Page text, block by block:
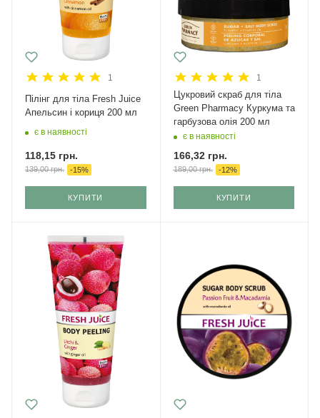
1
Пілінг для тіла Fresh Juice
Апельсин і кориця 200 мл
є в наявності
118,15 грн.
139,00грн. -15%
КУПИТИ
1
Цукровий скраб для тіла
Green Pharmacy Куркума та
гарбузова олія 200 мл
є в наявності
166,32грн.
189,00грн. -12%
КУПИТИ